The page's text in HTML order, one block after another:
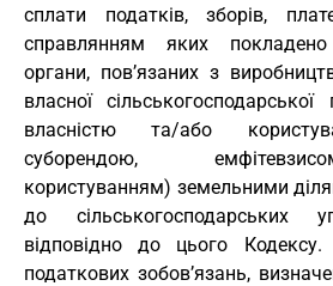
сплати податків, зборів,
справлянням яких
органи, пов’язаних з
власної
власністю та/або
суборендою,
користуванням) земельними
до сільськогосподарських
відповідно до цього
податкових зобов’язань,